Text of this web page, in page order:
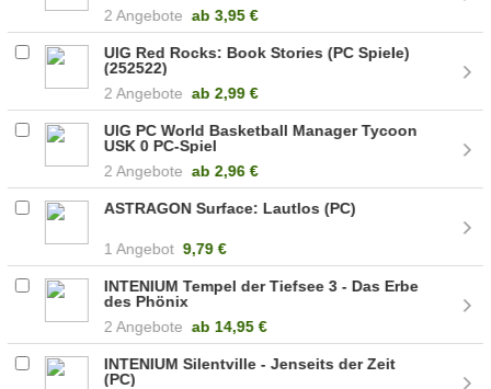
2 Angebote ab 3,95 €
UIG Red Rocks: Book Stories (PC Spiele)
(252522)
2 Angebote ab 2,99 €
UIG PC World Basketball Manager Tycoon
USK 0 PC-Spiel
2 Angebote ab 2,96 €
ASTRAGON Surface: Lautlos (PC)
1 Angebot 9,79 €
INTENIUM Tempel der Tiefsee 3 - Das Erbe
des Phönix
2 Angebote ab 14,95 €
INTENIUM Silentville - Jenseits der Zeit
(PC)